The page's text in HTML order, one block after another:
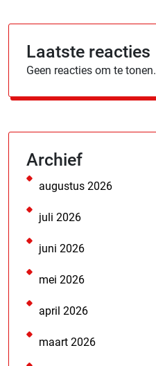
Laatste reacties
Geen reacties om te tonen.
Archief
augustus 2026
juli 2026
juni 2026
mei 2026
april 2026
maart 2026